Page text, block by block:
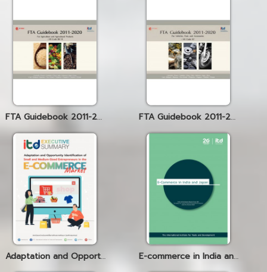
FTA Guidebook 2011-2020 Product : HS Code 06-14 FTA Guidebook 2011-2020 Product : HS Code87
Adaptation and Opportunity Identification of Small and Medium-Sized Entrepreneurs in the E-commerce Market E-commerce in India and Japan